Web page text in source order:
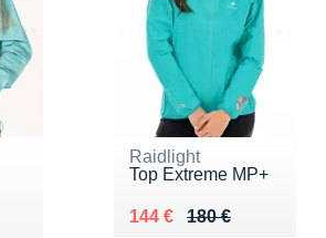
Raidlight
Top Extreme MP+
180 €
Au lieu de 180 €
144 €
Vendu 144 €